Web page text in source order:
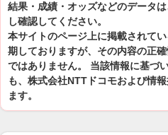
結果・成績・オッズなどのデータ
し確認してください。
本サイトのページ上に掲載されて
期しておりますが、その内容の正
ではありません。 当該情報に基づ
も、株式会社NTTドコモおよび情
ます。